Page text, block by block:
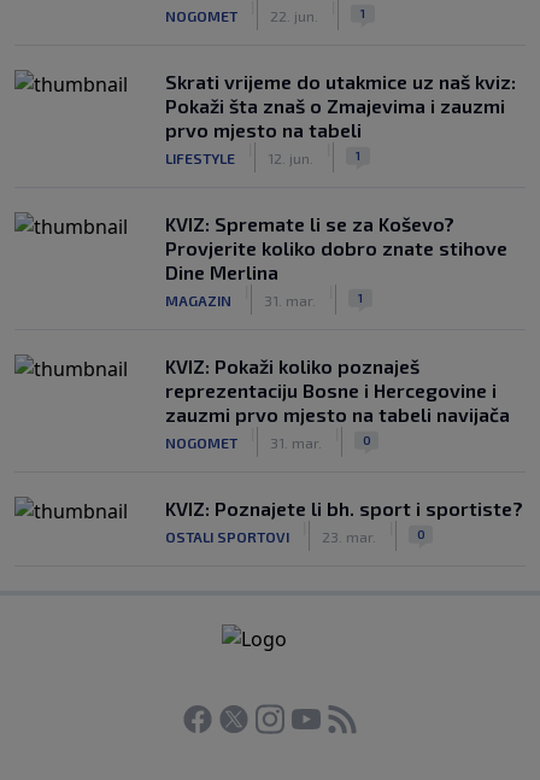
NOGOMET 22. jun. 1
Skrati vrijeme do utakmice uz naš kviz:
Pokaži šta znaš o Zmajevima i zauzmi
prvo mjesto na tabeli
LIFESTYLE 12. jun. 1
KVIZ: Spremate li se za Koševo?
Provjerite koliko dobro znate stihove
Dine Merlina
MAGAZIN 31. mar. 1
KVIZ: Pokaži koliko poznaješ
reprezentaciju Bosne i Hercegovine i
zauzmi prvo mjesto na tabeli navijača
NOGOMET 31. mar. 0
KVIZ: Poznajete li bh. sport i sportiste?
OSTALI SPORTOVI 23. mar. 0